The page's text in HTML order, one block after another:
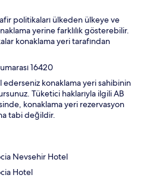
politikaları ülkeden ülkeye ve
yerine farklılık gösterebilir.
konaklama yeri tarafından
16420
ederseniz konaklama yeri sahibinin
Tüketici haklarıyla ilgili AB
konaklama yeri rezervasyon
tabi değildir.
Nevsehir Hotel
Hotel